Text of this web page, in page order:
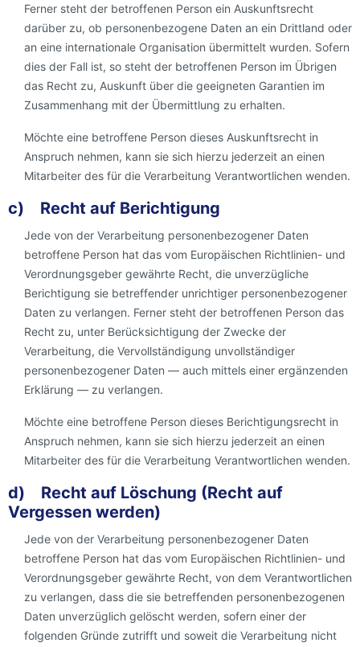
Ferner steht der betroffenen Person ein Auskunftsrecht
darüber zu, ob personenbezogene Daten an ein Drittland oder
an eine internationale Organisation übermittelt wurden. Sofern
dies der Fall ist, so steht der betroffenen Person im Übrigen
das Recht zu, Auskunft über die geeigneten Garantien im
Zusammenhang mit der Übermittlung zu erhalten.
Möchte eine betroffene Person dieses Auskunftsrecht in
Anspruch nehmen, kann sie sich hierzu jederzeit an einen
Mitarbeiter des für die Verarbeitung Verantwortlichen wenden.
c) Recht auf Berichtigung
Jede von der Verarbeitung personenbezogener Daten
betroffene Person hat das vom Europäischen Richtlinien- und
Verordnungsgeber gewährte Recht, die unverzügliche
Berichtigung sie betreffender unrichtiger personenbezogener
Daten zu verlangen. Ferner steht der betroffenen Person das
Recht zu, unter Berücksichtigung der Zwecke der
Verarbeitung, die Vervollständigung unvollständiger
personenbezogener Daten — auch mittels einer ergänzenden
Erklärung — zu verlangen.
Möchte eine betroffene Person dieses Berichtigungsrecht in
Anspruch nehmen, kann sie sich hierzu jederzeit an einen
Mitarbeiter des für die Verarbeitung Verantwortlichen wenden.
d) Recht auf Löschung (Recht auf
Vergessen werden)
Jede von der Verarbeitung personenbezogener Daten
betroffene Person hat das vom Europäischen Richtlinien- und
Verordnungsgeber gewährte Recht, von dem Verantwortlichen
zu verlangen, dass die sie betreffenden personenbezogenen
Daten unverzüglich gelöscht werden, sofern einer der
folgenden Gründe zutrifft und soweit die Verarbeitung nicht